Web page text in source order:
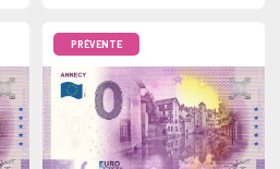
PRÉVENTE